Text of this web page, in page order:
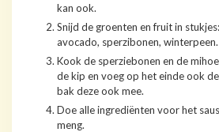
kan ook.
Snijd de groenten en fruit in
avocado, sperzibonen, winterpeen.
Kook de sperziebonen en de
de kip en voeg op het einde ook
bak deze ook mee.
Doe alle ingrediënten voor het
meng.